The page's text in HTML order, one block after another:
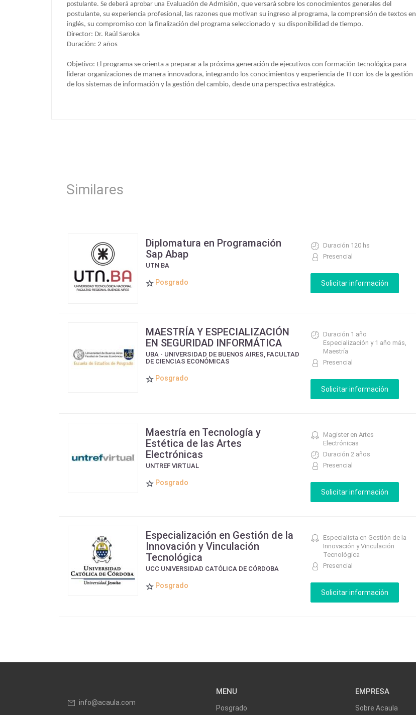
postulante. Se deberá aprobar una Evaluación de Admisión, que versará sobre los conocimientos generales del
postulante, su experiencia profesional, las razones que motivan su ingreso al programa, la comprensión de textos en
inglés, su compromiso con la finalización del programa seleccionado y su disponibilidad de tiempo.
Director: Dr. Raúl Saroka
Duración: 2 años
Objetivo: El programa se orienta a preparar a la próxima generación de ejecutivos con formación tecnológica para
liderar organizaciones de manera innovadora, integrando los conocimientos y experiencia de TI con los de la gestión
de los sistemas de información y la gestión del cambio, desde una perspectiva estratégica.
Similares
Diplomatura en Programación
Sap Abap
UTN BA
Posgrado
Duración 120 hs
Presencial
MAESTRÍA Y ESPECIALIZACIÓN
EN SEGURIDAD INFORMÁTICA
UBA - UNIVERSIDAD DE BUENOS AIRES, FACULTAD
DE CIENCIAS ECONÓMICAS
Posgrado
Duración 1 año
Especialización y 1 año más,
Maestría
Presencial
Maestría en Tecnología y
Estética de las Artes
Electrónicas
UNTREF VIRTUAL
Posgrado
Magister en Artes
Electrónicas
Duración 2 años
Presencial
Especialización en Gestión de la
Innovación y Vinculación
Tecnológica
UCC UNIVERSIDAD CATÓLICA DE CÓRDOBA
Posgrado
Especialista en Gestión de la
Innovación y Vinculación
Tecnológica
Presencial
info@acaula.com
MENU
Posgrado
EMPRESA
Sobre Acaula